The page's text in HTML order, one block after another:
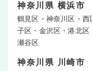
神奈川県 横浜市
鶴見区 神奈川区 西
子区
金沢区 港北区
瀬谷区
神奈川県 川崎市